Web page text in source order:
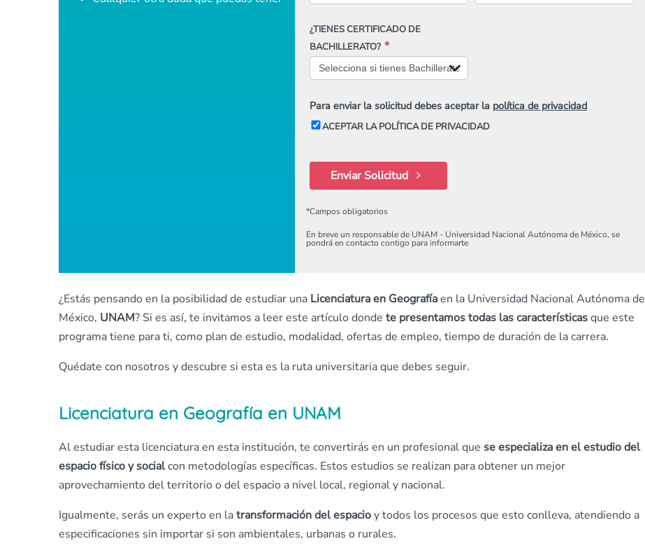
¿TIENES CERTIFICADO DE
BACHILLERATO?
Para enviar la solicitud debes aceptar la política de privacidad
ACEPTAR LA POLÍTICA DE PRIVACIDAD
Enviar Solicitud
*Campos obligatorios
En breve un responsable de UNAM - Universidad Nacional Autónoma de México, se
pondrá en contacto contigo para informarte
¿Estás pensando en la posibilidad de estudiar una Licenciatura en Geografíaen la Universidad Nacional Autónoma de
México, UNAM? Si es así, te invitamos a leer este artículo donde te presentamos todas las característicasque este
programa tiene para ti, como plan de estudio, modalidad, ofertas de empleo, tiempo de duración de la carrera.
Quédate con nosotros y descubre si esta es la ruta universitaria que debes seguir.
Licenciatura en Geografía en UNAM
Al estudiar esta licenciatura en esta institución, te convertirás en un profesional que se especializa en el estudio del
espacio físico y socialcon metodologías específicas. Estos estudios se realizan para obtener un mejor
aprovechamiento del territorio o del espacio a nivel local, regional y nacional.
Igualmente, serás un experto en latransformación del espacioy todos los procesos que esto conlleva, atendiendo a
especificaciones sin importar si son ambientales, urbanas o rurales.